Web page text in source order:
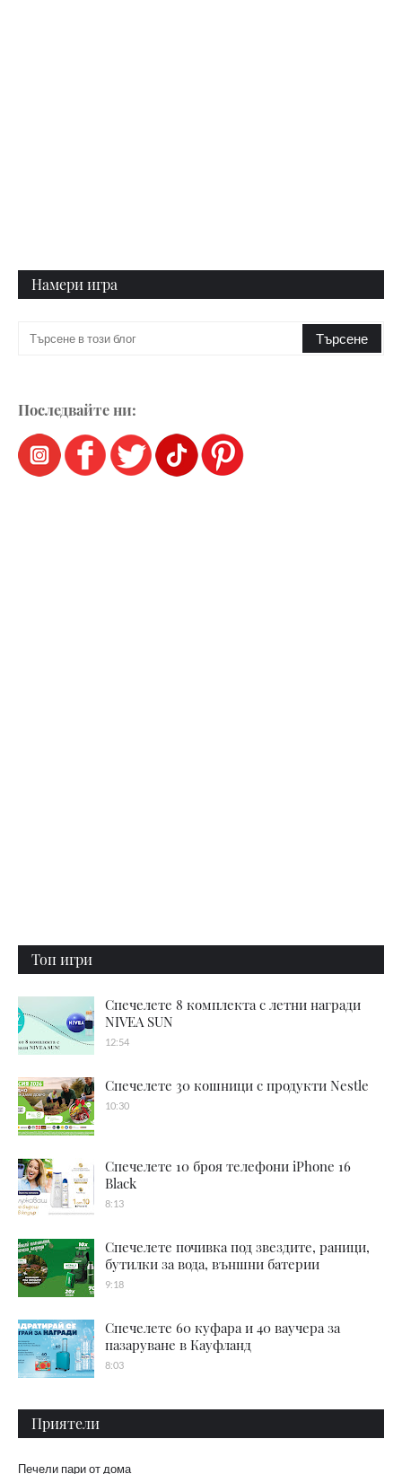
Намери игра
Последвайте ни:
Топ игри
Спечелете 8 комплекта с летни награди
NIVEA SUN
12:54
Спечелете 30 кошници с продукти Nestle
10:30
Спечелете 10 броя телефони iPhone 16
Black
8:13
Спечелете почивка под звездите, раници,
бутилки за вода, външни батерии
9:18
Спечелете 60 куфара и 40 ваучера за
пазаруване в Кауфланд
8:03
Приятели
Печели пари от дома